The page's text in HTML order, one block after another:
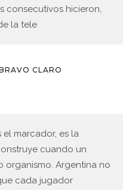
consecutivos hicieron,
la tele
CLARO
marcador, es la
cuando un
organismo. Argentina no
cada jugador